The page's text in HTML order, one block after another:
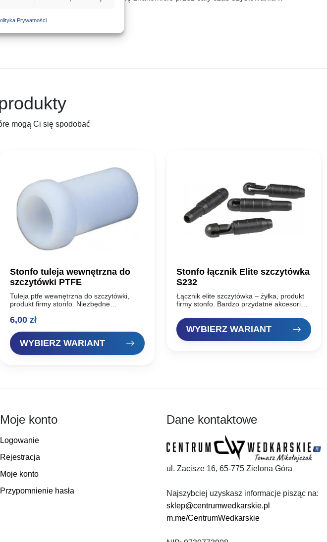
Prywatności
mogą Ci się spodobać
Stonfo tuleja wewnętrzna do
szczytówki PTFE
Tuleja ptfe wewnętrzna do szczytówki,
produkt firmy stonfo. Niezbędne
wędziska wyczynowego gdzie stosuje się
wędki. Średnica zewnętrzna…
6,00 zł
WYBIERZ WARIANT
Stonfo łącznik Elite szczytówka
S232
Łącznik elite szczytówka – żyłka, produkt
firmy stonfo. Bardzo przydatne akcesorium
WYBIERZ WARIANT
Moje konto
Logowanie
Rejestracja
Moje konto
Przypomnienie hasła
Dane kontaktowe
ul. Zacisze 16, 65-775 Zielona Góra
Najszybciej uzyskasz informacje pisząc na:
sklep@centrumwedkarskie.pl
m.me/CentrumWedkarskie